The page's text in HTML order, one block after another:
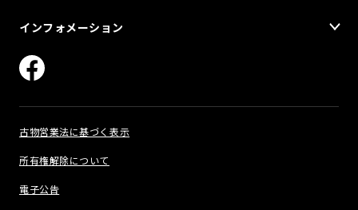
インフォメーション
古物営業法に基づく表示
所有権解除について
電子公告